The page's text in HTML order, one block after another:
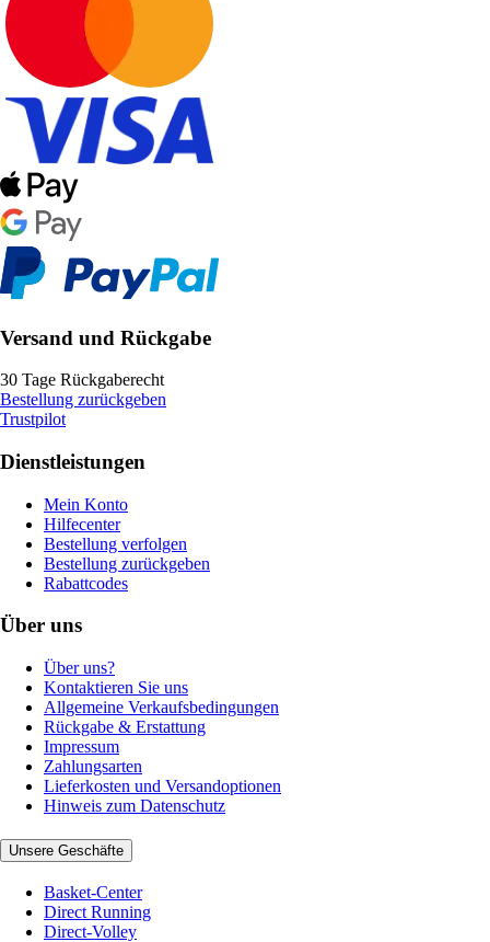
Versand und Rückgabe
30 Tage Rückgaberecht
Bestellung zurückgeben
Trustpilot
Dienstleistungen
Mein Konto
Hilfecenter
Bestellung verfolgen
Bestellung zurückgeben
Rabattcodes
Über uns
Über uns?
Kontaktieren Sie uns
Allgemeine Verkaufsbedingungen
Rückgabe & Erstattung
Impressum
Zahlungsarten
Lieferkosten und Versandoptionen
Hinweis zum Datenschutz
Unsere Geschäfte
Basket-Center
Direct Running
Direct-Volley